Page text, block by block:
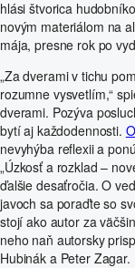
hlási štvorica
novým materiálom na
mája, presne rok po
„Za dverami v tichu
rozumne vysvetlím,“
dverami. Pozýva
bytí aj každodennosti.
nevyhýba reflexii a
„Úzkosť a rozklad –
ďalšie desaťročia. O
javoch sa poraďte so
stojí ako autor za
neho naň autorsky
Hubinák a Peter Zagar.